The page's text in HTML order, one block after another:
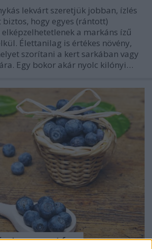
lekvárt szeretjük jobban, ízlés
biztos, hogy egyes (rántott)
a markáns ízű
Élettanilag is értékes növény,
szorítani a kert sarkában vagy
Egy bokor akár nyolc kilónyi…
termesztése